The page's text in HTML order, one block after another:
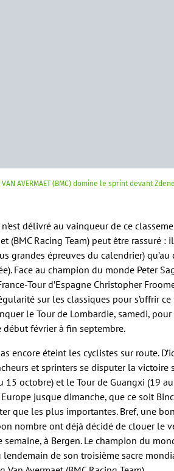
AVERMAET (BMC) domine le sprint devant
délivré au vainqueur de ce
(BMC Racing Team) peut être rassuré
grandes épreuves du calendrier)
Face au champion du monde Peter
Tour d’Espagne Christopher
sur les classiques pour s’offrir
le Tour de Lombardie, samedi,
début février à fin septembre.
encore éteint les cyclistes sur route.
et sprinters se disputer la victoire
15 octobre) et le Tour de Guangxi (19
jusque dimanche, que ce soit
que les plus importantes. Bref, une
nombre ont déjà décidé de clouer le
à Bergen. Le champion du
lendemain de son troisième sacre